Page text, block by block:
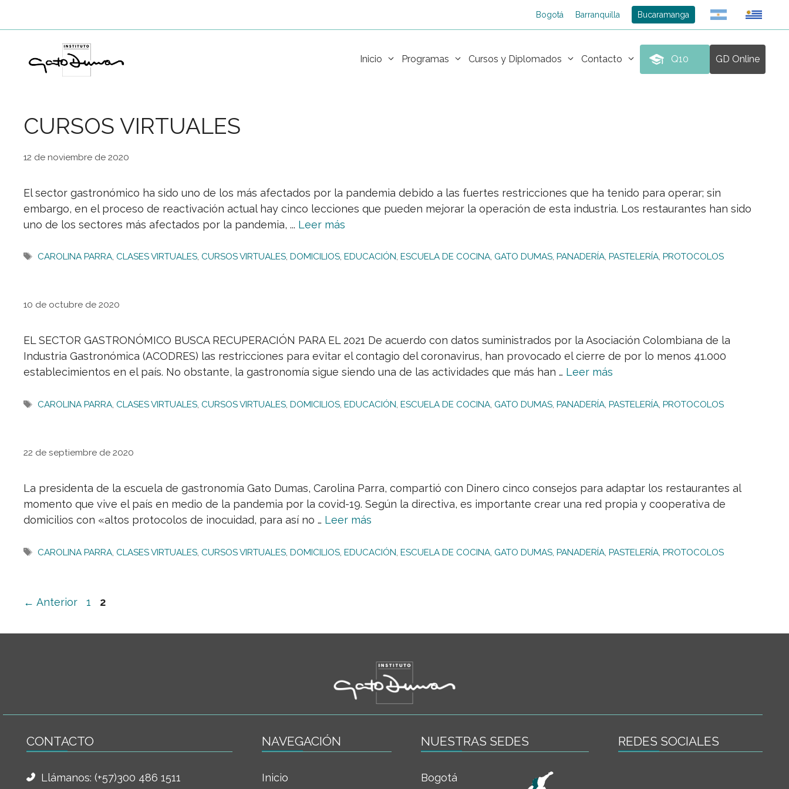
Bogotá Barranquilla Bucaramanga
Inicio Programas Cursos y Diplomados Contacto Q10 GD Online
CURSOS VIRTUALES
12 de noviembre de 2020
El sector gastronómico ha sido uno de los más afectados por la pandemia debido a las fuertes restricciones que ha tenido para operar; sin
embargo, en el proceso de reactivación actual hay cinco lecciones que pueden mejorar la operación de esta industria. Los restaurantes han sido
uno de los sectores más afectados por la pandemia, ... Leer más
Etiquetas
CAROLINA PARRA,CLASES VIRTUALES,CURSOS VIRTUALES, DOMICILIOS, EDUCACIÓN, ESCUELA DE COCINA,GATO DUMAS, PANADERÍA, PASTELERÍA, PROTOCOLOS
10 de octubre de 2020
EL SECTOR GASTRONÓMICO BUSCA RECUPERACIÓN PARA EL 2021 De acuerdo con datos suministrados por la Asociación Colombiana de la
Industria Gastronómica (ACODRES) las restricciones para evitar el contagio del coronavirus, han provocado el cierre de por lo menos 41.000
establecimientos en el país. No obstante, la gastronomía sigue siendo una de las actividades que más han … Leer más
Etiquetas
CAROLINA PARRA,CLASES VIRTUALES,CURSOS VIRTUALES,DOMICILIOS,EDUCACIÓN,ESCUELA DE COCINA,GATO DUMAS,PANADERÍA,PASTELERÍA,PROTOCOLOS
22 de septiembre de 2020
La presidenta de la escuela de gastronomía Gato Dumas, Carolina Parra, compartió con Dinero cinco consejos para adaptar los restaurantes al
momento que vive el país en medio de la pandemia por la covid-19. Según la directiva, es importante crear una red propia y cooperativa de
domicilios con «altos protocolos de inocuidad, para así no … Leer más
Etiquetas
CAROLINA PARRA,CLASES VIRTUALES,CURSOS VIRTUALES,DOMICILIOS,EDUCACIÓN,ESCUELA DE COCINA,GATO DUMAS,PANADERÍA,PASTELERÍA,PROTOCOLOS
← Anterior Página
1 Página
2
CONTACTO
Llámanos: (+57)300 486 1511
NAVEGACIÓN
Inicio
NUESTRAS SEDES
Bogotá
REDES SOCIALES